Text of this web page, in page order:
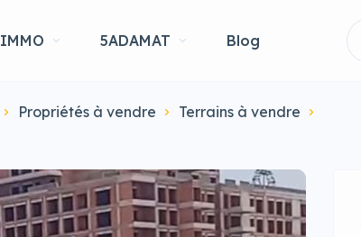
IMMO 5ADAMAT Blog
Propriétés à vendre
Terrains à vendre